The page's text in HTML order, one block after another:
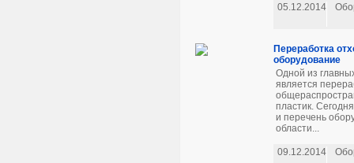
05.12.2014
Переработка
оборудование
Одной из
является
пластик.
и перечень
области...
09.12.2014